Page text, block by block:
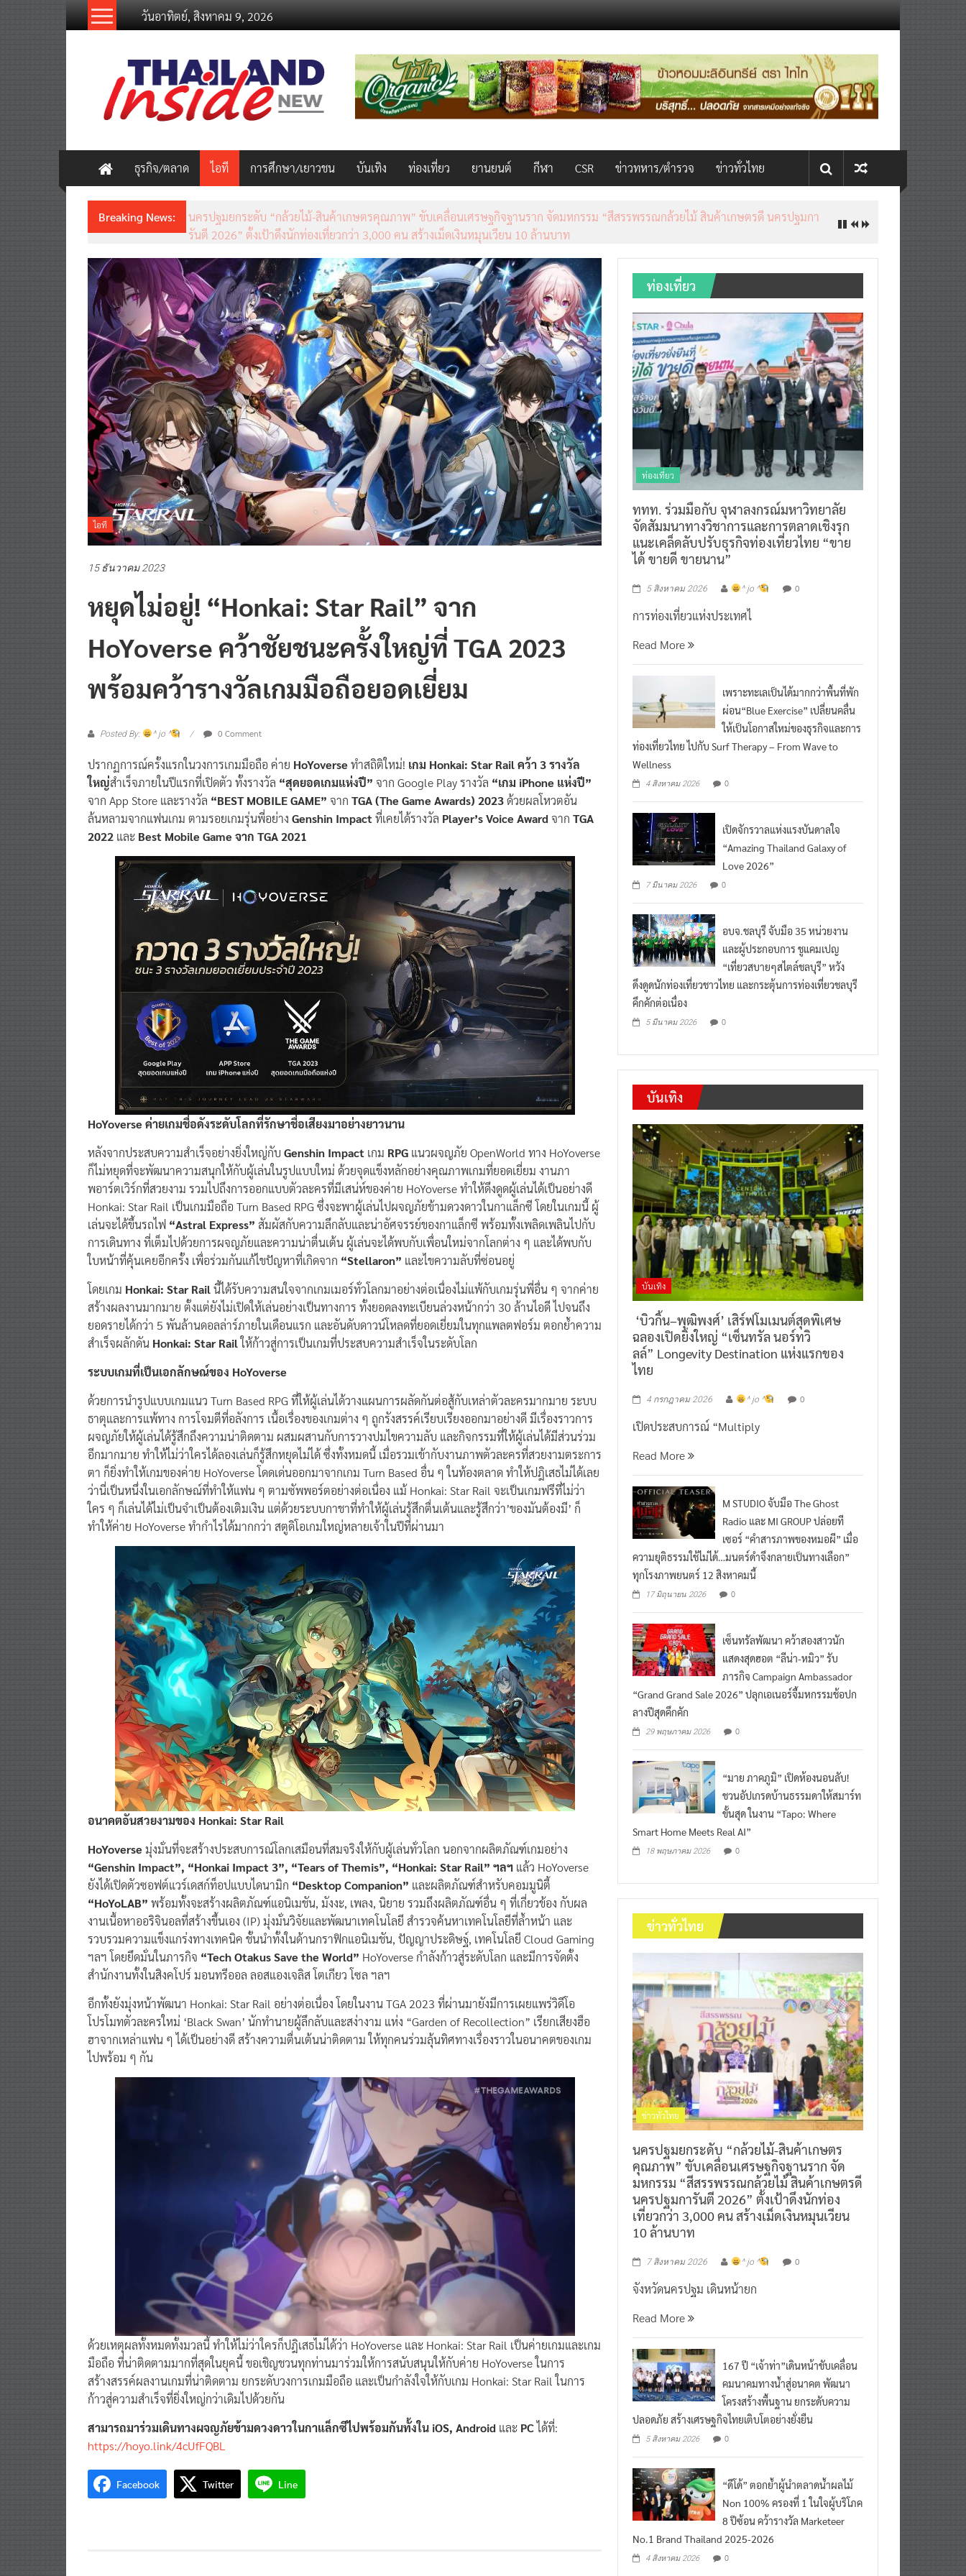
วันอาทิตย์, สิงหาคม 9, 2026
thailandinsidenew.com
Thailand
Inside
New
ธุรกิจ/ตลาด ไอที การศึกษา/เยาวชน บันเทิง ท่องเที่ยว ยานยนต์ กีฬา CSR ข่าวทหาร/ตำรวจ ข่าวทั่วไทย
Breaking News: ชวนรู้จักซิม my by NT เน็ตเร็ว แรง คุ้มค่าทั่วไทยพร้อมโอกาสสร้างรายได้เสริมผ่าน Lazada Affiliate
ไอที
หยุดไม่อยู่! “Honkai: Star Rail” จาก
HoYoverse คว้าชัยชนะครั้งใหญ่ที่ TGA 2023
พร้อมคว้ารางวัลเกมมือถือยอดเยี่ยม
ปรากฏการณ์ครั้งแรกในวงการเกมมือถือ ค่าย ทำสถิติใหม่!
เกม Honkai: Star Rail คว้า 3 รางวัล
ใหญ่สำเร็จภายในปีแรกที่เปิดตัว ทั้งรางวัล “สุดยอดเกมแห่งปี”จาก Google Play รางวัล “เกม iPhone แห่งปี”
จาก App Store และรางวัล“BEST MOBILE GAME”จากTGA (The Game Awards) 2023ด้วยผลโหวตอัน
ล้นหลามจากแฟนเกม ตามรอยเกมรุ่นพี่อย่างGenshin Impactที่เคยได้รางวัลPlayer’s Voice AwardจากTGA
2022และ Best Mobile Game จาก TGA 2021
HoYoverse ค่ายเกมชื่อดังระดับโลกที่รักษาชื่อเสียงมาอย่างยาวนาน
หลังจากประสบความสำเร็จอย่างยิ่งใหญ่กับ
ก็ไม่หยุดที่จะพัฒนาความสนุกให้กับผู้เล่นในรูปแบบใหม่ ด้วยจุดแข็งหลักอย่างคุณภาพเกมที่ยอดเยี่ยม งานภา
พอาร์ตเวิร์กที่สวยงาม รวมไปถึงการออกแบบตัวละครที่มีเสน่ห์ของค่าย HoYoverse ทำให้ดึงดูดผู้เล่นได้เป็นอย่างดี
Honkai: Star Rail เป็นเกมมือถือ Turn Based RPG ซึ่งจะพาผู้เล่นไปผจญภัยข้ามดวงดาวในกาแล็กซี โดยในเกมนี้ ผู้
เล่นจะได้ขึ้นรถไฟ “Astral Express”สัมผัสกับความลึกลับและน่าอัศจรรย์ของกาแล็กซี พร้อมทั้งเพลิดเพลินไปกับ
การเดินทาง ที่เต็มไปด้วยการผจญภัยและความน่าตื่นเต้น ผู้เล่นจะได้พบกับเพื่อนใหม่จากโลกต่าง ๆ และได้พบกับ
ใบหน้าที่คุ้นเคยอีกครั้ง เพื่อร่วมกันแก้ไขปัญหาที่เกิดจาก“Stellaron”และไขความลับที่ซ่อนอยู่
โดยเกม
นี้ได้รับความสนใจจากเกมเมอร์ทั่วโลกมาอย่างต่อเนื่องไม่แพ้กับเกมรุ่นพี่อื่น ๆ จากค่าย
สร้างผลงานมากมาย ตั้งแต่ยังไม่เปิดให้เล่นอย่างเป็นทางการ ทั้งยอดลงทะเบียนล่วงหน้ากว่า 30 ล้านไอดี ไปจนถึง
ยอดรายได้กว่า 5 พันล้านดอลล่าร์ภายในเดือนแรก และอันดับดาวน์โหลดที่ยอดเยี่ยมในทุกแพลตฟอร์ม ตอกย้ำความ
สำเร็จผลักดันHonkai: Star Railให้ก้าวสู่การเป็นเกมที่ประสบความสำเร็จในระดับโลก
ระบบเกมที่เป็นเอกลักษณ์ของ HoYoverse
ด้วยการนำรูปแบบเกมแนว Turn Based RPG ที่ให้ผู้เล่นได้วางแผนการผลัดกันต่อสู้กับเหล่าตัวละครมากมาย ระบบ
ธาตุและการแพ้ทาง การโจมตีที่อลังการ เนื้อเรื่องของเกมต่าง ๆ ถูกรังสรรค์เรียบเรียงออกมาอย่างดี มีเรื่องราวการ
ผจญภัยให้ผู้เล่นได้รู้สึกถึงความน่าติดตาม ผสมผสานกับการวางปมไขความลับ และกิจกรรมที่ให้ผู้เล่นได้มีส่วนร่วม
อีกมากมาย ทำให้ไม่ว่าใครได้ลองเล่นก็รู้สึกหยุดไม่ได้ ซึ่งทั้งหมดนี้ เมื่อรวมเข้ากับงานภาพตัวละครที่สวยงามตระการ
ตา ก็ยิ่งทำให้เกมของค่าย HoYoverse โดดเด่นออกมาจากเกม Turn Based อื่น ๆ ในท้องตลาด ทำให้ปฎิเสธไม่ได้เลย
ว่านี่เป็นหนึ่งในเอกลักษณ์ที่ทำให้แฟน ๆ ตามซัพพอร์ตอย่างต่อเนื่อง แม้ Honkai: Star Rail จะเป็นเกมฟรีที่ไม่ว่า
ใคร ๆ ก็เล่นได้ไม่เป็นจำเป็นต้องเติมเงิน แต่ด้วยระบบกาชาที่ทำให้ผู้เล่นรู้สึกตื่นเต้นและรู้สึกว่า’ของมันต้องมี’ ก็
ทำให้ค่าย HoYoverse ทำกำไรได้มากกว่า สตูดิโอเกมใหญ่หลายเจ้าในปีที่ผ่านมา
อนาคตอันสวยงามของ Honkai: Star Rail
มุ่งมั่นที่จะสร้างประสบการณ์โลกเสมือนที่สมจริงให้กับผู้เล่นทั่วโลก นอกจากผลิตภัณฑ์เกมอย่าง
“Genshin Impact”, “Honkai Impact 3”, “Tears of Themis”, “Honkai: Star Rail” ฯลฯแล้ว HoYoverse
ยังได้เปิดตัวซอฟต์แวร์เดสก์ท็อปแบบไดนามิก
“Desktop Companion”และผลิตภัณฑ์สำหรับคอมมูนิตี้
“HoYoLAB”พร้อมทั้งจะสร้างผลิตภัณฑ์แอนิเมชัน, มังงะ, เพลง, นิยาย รวมถึงผลิตภัณฑ์อื่น ๆ ที่เกี่ยวข้อง กับผล
งานเนื้อหาออริจินอลที่สร้างขึ้นเอง (IP) มุ่งมั่นวิจัยและพัฒนาเทคโนโลยี สำรวจค้นหาเทคโนโลยีที่ล้ำหน้า และ
รวบรวมความแข็งแกร่งทางเทคนิค ชั้นนำทั้งในด้านกราฟิกแอนิเมชัน, ปัญญาประดิษฐ์, เทคโนโลยี Cloud Gaming
ฯลฯ โดยยึดมั่นในภารกิจ “Tech Otakus Save the World”HoYoverse กำลังก้าวสู่ระดับโลก และมีการจัดตั้ง
สำนักงานทั้งในสิงคโปร์ มอนทรีออล ลอสแองเจลิส โตเกียว โซล ฯลฯ
อีกทั้งยังมุ่งหน้าพัฒนา Honkai: Star Rail อย่างต่อเนื่อง โดยในงาน TGA 2023 ที่ผ่านมายังมีการเผยแพร่วิดีโอ
โปรโมทตัวละครใหม่ ‘Black Swan’ นักทำนายผู้ลึกลับและสง่างาม แห่ง “Garden of Recollection” เรียกเสียงฮือ
ฮาจากเหล่าแฟน ๆ ได้เป็นอย่างดี สร้างความตื่นเต้นน่าติดตาม ให้ทุกคนร่วมลุ้นทิศทางเรื่องราวในอนาคตของเกม
ไปพร้อม ๆ กัน
ด้วยเหตุผลทั้งหมดทั้งมวลนี้ ทำให้ไม่ว่าใครก็ปฎิเสธไม่ได้ว่า HoYoverse และ Honkai: Star Rail เป็นค่ายเกมและเกม
มือถือ ที่น่าติดตามมากที่สุดในยุคนี้ ขอเชิญชวนทุกท่านมาร่วมให้การสนับสนุนให้กับค่าย HoYoverse ในการ
สร้างสรรค์ผลงานเกมที่น่าติดตาม ยกระดับวงการเกมมือถือ และเป็นกำลังใจให้กับเกม Honkai: Star Rail ในการ
ก้าวสู่ความสำเร็จที่ยิ่งใหญ่กว่าเดิมไปด้วยกัน
สามารถมาร่วมเดินทางผจญภัยข้ามดวงดาวในกาแล็กซีไปพร้อมกันทั้งใน iOS, Android
ได้ที่:
https://hoyo.link/4cUfFQBL
Facebook Twitter Line
ท่องเที่ยว
ท่องเที่ยว
ททท. ร่วมมือกับ จุฬาลงกรณ์มหาวิทยาลัย
จัดสัมมนาทางวิชาการและการตลาดเชิงรุก
แนะเคล็ดลับปรับธุรกิจท่องเที่ยวไทย “ขาย
ได้ ขายดี ขายนาน”
การท่องเที่ยวแห่งประเทศไ
ผ่อน“Blue Exercise” เปลี่ยนคลื่น
ให้เป็นโอกาสใหม่ของธุรกิจและการ
ท่องเที่ยวไทย ไปกับ Surf Therapy – From Wave to
Wellness
“Amazing Thailand Galaxy of
Love 2026”
0
และผู้ประกอบการ ชูแคมเปญ
“เที่ยวสบายๆสไตล์ชลบุรี” หวัง
ดึงดูดนักท่องเที่ยวชาวไทย และกระตุ้นการท่องเที่ยวชลบุรี
คึกคักต่อเนื่อง
บันเทิง
บันเทิง
‘บิวกิ้น–พุฒิพงศ์’ เสิร์ฟโมเมนต์สุดพิเศษ
ฉลองเปิดยิ่งใหญ่ “เซ็นทรัล นอร์ทวิ
ลล์” Longevity Destination แห่งแรกของ
ไทย
เปิดประสบการณ์ “Multiply
Radio และ MI GROUP ปล่อยที
เซอร์ “คำสารภาพของหมอผี” เมื่อ
ความยุติธรรมใช้ไม่ได้…มนตร์ดำจึงกลายเป็นทางเลือก”
ทุกโรงภาพยนตร์ 12 สิงหาคมนี้
แสดงสุดฮอต “ลีน่า-หมิว” รับ
ภารกิจ Campaign Ambassador
“Grand Grand Sale 2026” ปลุกเอเนอร์จี้มหกรรมช้อปก
ลางปีสุดคึกคัก
29 พฤษภาคม 2026
ชวนอัปเกรดบ้านธรรมดาให้สมาร์ท
ขั้นสุด ในงาน “Tapo: Where
Smart Home Meets Real AI”
ข่าวทั่วไทย
ข่าวทั่วไทย
นครปฐมยกระดับ “กล้วยไม้-สินค้าเกษตร
คุณภาพ” ขับเคลื่อนเศรษฐกิจฐานราก จัด
มหกรรม “สีสรรพรรณกล้วยไม้ สินค้าเกษตรดี
นครปฐมการันตี 2026” ตั้งเป้าดึงนักท่อง
เที่ยวกว่า 3,000 คน สร้างเม็ดเงินหมุนเวียน
10 ล้านบาท
167 ปี “เจ้าท่า”เดินหน้าขับเคลื่อน
คมนาคมทางน้ำสู่อนาคต พัฒนา
โครงสร้างพื้นฐาน ยกระดับความ
ปลอดภัย สร้างเศรษฐกิจไทยเติบโตอย่างยั่งยืน
0
Non 100% ครองที่ 1 ในใจผู้บริโภค
8 ปีซ้อน คว้ารางวัล Marketeer
No.1 Brand Thailand 2025-2026
0